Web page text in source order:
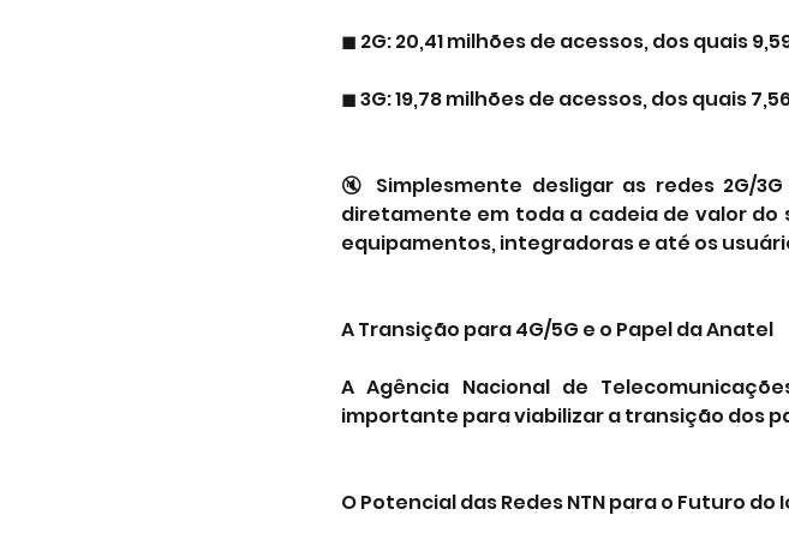
◼ 2G: 20,41 milhões de acessos, dos quais
◼ 3G: 19,78 milhões de acessos, dos quais
🔇 Simplesmente desligar as redes 2G/
diretamente em toda a cadeia de valor
equipamentos, integradoras e até os
A Transição para 4G/5G e o Papel da Anatel
A Agência Nacional de
importante para viabilizar a transição dos
O Potencial das Redes NTN para o Futuro do